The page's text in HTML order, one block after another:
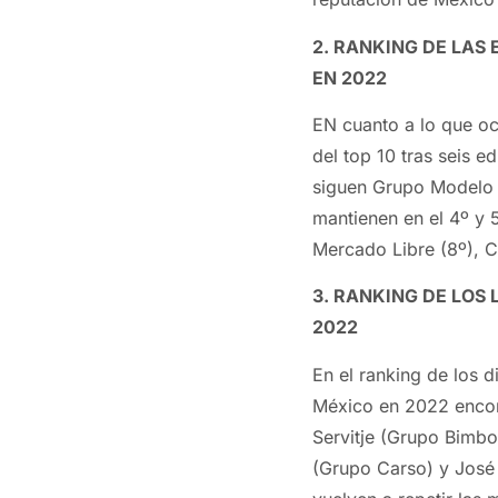
2. RANKING DE LAS
EN 2022
EN cuanto a lo que
del top 10 tras seis
siguen Grupo
mantienen en el 4º y
Mercado Libre (8º),
3. RANKING DE LOS
2022
En el ranking de los
México en 2022
Servitje (Grupo
(Grupo Carso) y